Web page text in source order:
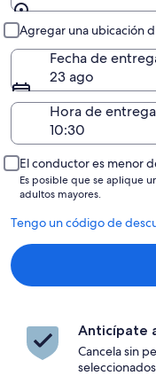
Agregar una ubicación
Fecha de
23 ago
Hora de entrega
El conductor es menor
Es posible que se aplique
adultos mayores.
Tengo un código de
Anticípate
Cancela sin